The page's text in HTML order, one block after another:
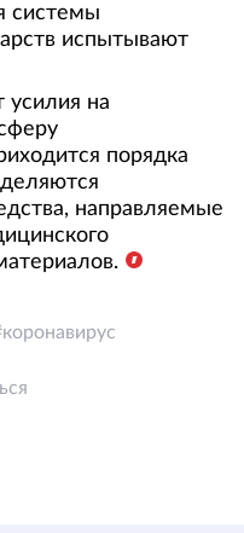
системы
испытывают
усилия на
порядка
направляемые
коронавирус